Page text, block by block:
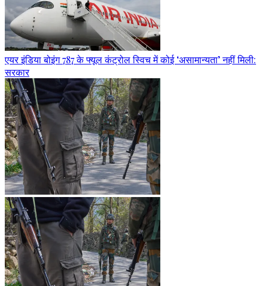
एयर इंडिया बोइंग 787 के फ्यूल कंट्रोल स्विच में कोई ‘असामान्यता’ नहीं मिली:
सरकार